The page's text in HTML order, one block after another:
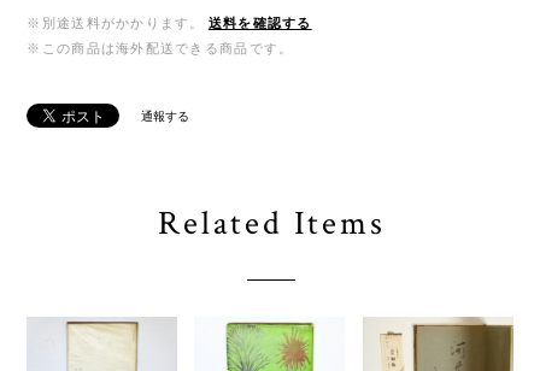
※別途送料がかかります。
送料を確認する
※この商品は海外配送できる商品です。
通報する
Related Items